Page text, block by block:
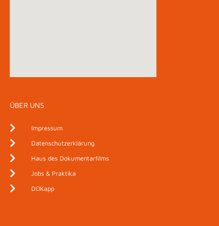
ÜBER UNS
Impressum
Datenschutzerklärung
Haus des Dokumentarfilms
Jobs & Praktika
DOKapp